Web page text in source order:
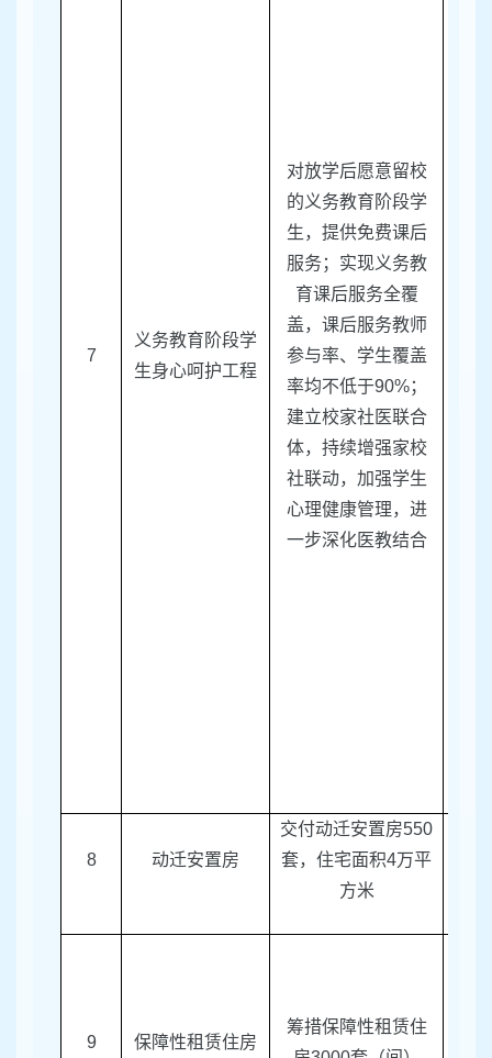
7
义务教育阶段学
生身心呵护工程
对放学后愿意留校
的义务教育阶段学
生，提供免费课后
服务；实现义务教
育课后服务全覆
盖，课后服务教师
参与率、学生覆盖
率均不低于90%；
建立校家社医联合
体，持续增强家校
社联动，加强学生
心理健康管理，进
一步深化医教结合
8 动迁安置房
交付动迁安置房550
套，住宅面积4万平
方米
9 保障性租赁住房
筹措保障性租赁住